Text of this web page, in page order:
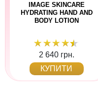
IMAGE SKINCARE
HYDRATING HAND AND
BODY LOTION
2 640 грн.
КУПИТИ